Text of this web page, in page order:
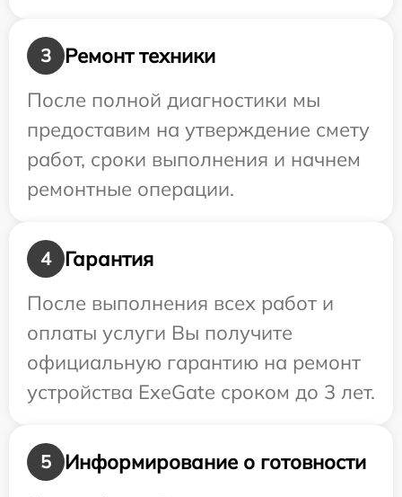
3
Ремонт техники
После полной диагностики мы
предоставим на утверждение смету
работ, сроки выполнения и начнем
ремонтные операции.
4
Гарантия
После выполнения всех работ и
оплаты услуги Вы получите
официальную гарантию на ремонт
устройства ExeGate сроком до 3 лет.
5
Информирование о готовности